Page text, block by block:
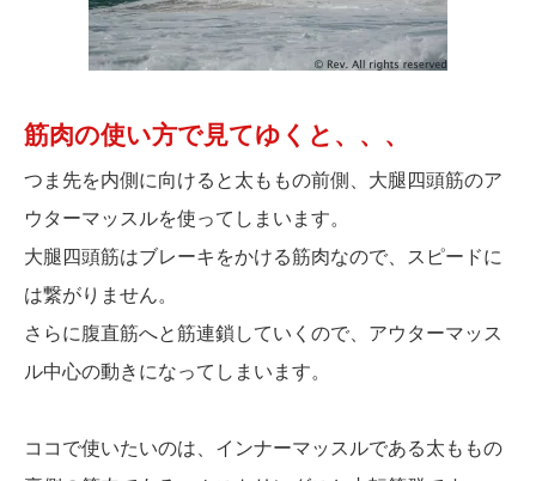
筋肉の使い方で見てゆくと、、、
つま先を内側に向けると太ももの前側、大腿四頭筋のア
ウターマッスルを使ってしまいます。
大腿四頭筋はブレーキをかける筋肉なので、スピードに
は繋がりません。
さらに腹直筋へと筋連鎖していくので、アウターマッス
ル中心の動きになってしまいます。
ココで使いたいのは、インナーマッスルである太ももの